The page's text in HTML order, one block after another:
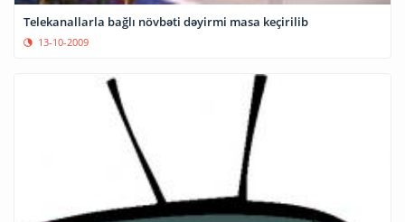
Telekanallarla bağlı növbəti dəyirmi masa keçirilib
13-10-2009